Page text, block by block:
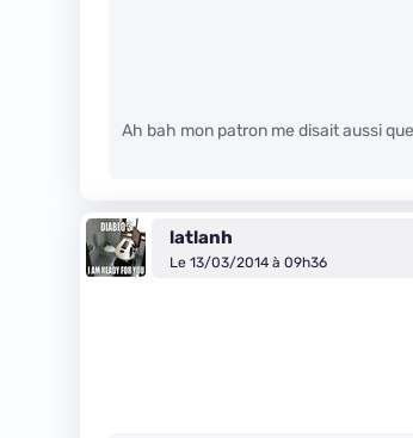
Ah bah mon patron me disait aussi
latlanh
Le 13/03/2014 à 09h36